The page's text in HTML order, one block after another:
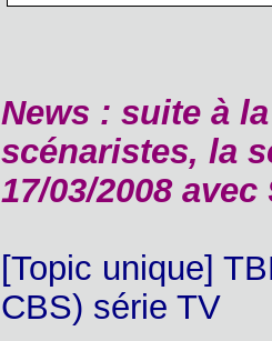
News : suite à
scénaristes, la
17/03/2008
[Topic unique]
CBS) série TV